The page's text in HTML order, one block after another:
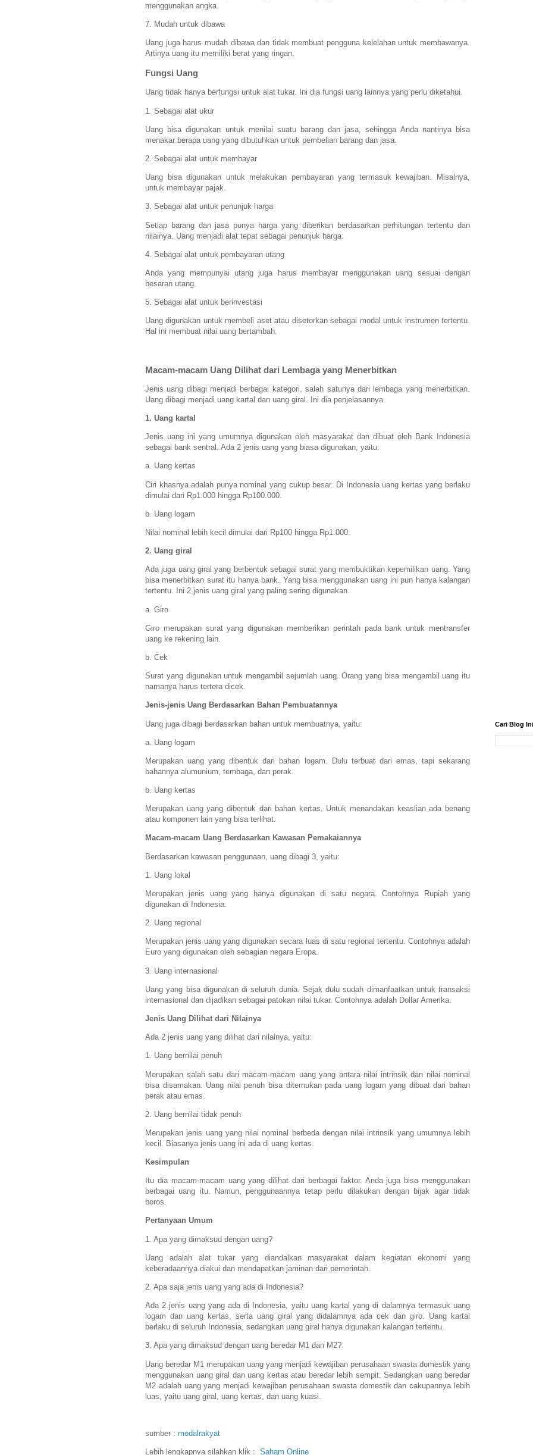
menggunakan angka.
7. Mudah untuk dibawa
Uang juga harus mudah dibawa dan tidak membuat pengguna kelelahan untuk membawanya.
Artinya uang itu memiliki berat yang ringan.
Fungsi Uang
Uang tidak hanya berfungsi untuk alat tukar. Ini dia fungsi uang lainnya yang perlu diketahui.
1. Sebagai alat ukur
Uang bisa digunakan untuk menilai suatu barang dan jasa, sehingga Anda nantinya bisa
menakar berapa uang yang dibutuhkan untuk pembelian barang dan jasa.
2. Sebagai alat untuk membayar
Uang bisa digunakan untuk melakukan pembayaran yang termasuk kewajiban. Misalnya,
untuk membayar pajak.
3. Sebagai alat untuk penunjuk harga
Setiap barang dan jasa punya harga yang diberikan berdasarkan perhitungan tertentu dan
nilainya. Uang menjadi alat tepat sebagai penunjuk harga.
4. Sebagai alat untuk pembayaran utang
Anda yang mempunyai utang juga harus membayar menggunakan uang sesuai dengan
besaran utang.
5. Sebagai alat untuk berinvestasi
Uang digunakan untuk membeli aset atau disetorkan sebagai modal untuk instrumen tertentu.
Hal ini membuat nilai uang bertambah.
Macam-macam Uang Dilihat dari Lembaga yang Menerbitkan
Jenis uang dibagi menjadi berbagai kategori, salah satunya dari lembaga yang menerbitkan.
Uang dibagi menjadi uang kartal dan uang giral. Ini dia penjelasannya
1. Uang kartal
Jenis uang ini yang umumnya digunakan oleh masyarakat dan dibuat oleh Bank Indonesia
sebagai bank sentral. Ada 2 jenis uang yang biasa digunakan, yaitu:
a. Uang kertas
Ciri khasnya adalah punya nominal yang cukup besar. Di Indonesia uang kertas yang berlaku
dimulai dari Rp1.000 hingga Rp100.000.
b. Uang logam
Nilai nominal lebih kecil dimulai dari Rp100 hingga Rp1.000.
2. Uang giral
Ada juga uang giral yang berbentuk sebagai surat yang membuktikan kepemilikan uang. Yang
bisa menerbitkan surat itu hanya bank. Yang bisa menggunakan uang ini pun hanya kalangan
tertentu. Ini 2 jenis uang giral yang paling sering digunakan.
a. Giro
Giro merupakan surat yang digunakan memberikan perintah pada bank untuk mentransfer
uang ke rekening lain.
b. Cek
Surat yang digunakan untuk mengambil sejumlah uang. Orang yang bisa mengambil uang itu
namanya harus tertera dicek.
Jenis-jenis Uang Berdasarkan Bahan Pembuatannya
Uang juga dibagi berdasarkan bahan untuk membuatnya, yaitu:
a. Uang logam
Merupakan uang yang dibentuk dari bahan logam. Dulu terbuat dari emas, tapi sekarang
bahannya alumunium, tembaga, dan perak.
b. Uang kertas
Merupakan uang yang dibentuk dari bahan kertas. Untuk menandakan keaslian ada benang
atau komponen lain yang bisa terlihat.
Macam-macam Uang Berdasarkan Kawasan Pemakaiannya
Berdasarkan kawasan penggunaan, uang dibagi 3, yaitu:
1. Uang lokal
Merupakan jenis uang yang hanya digunakan di satu negara. Contohnya Rupiah yang
digunakan di Indonesia.
2. Uang regional
Merupakan jenis uang yang digunakan secara luas di satu regional tertentu. Contohnya adalah
Euro yang digunakan oleh sebagian negara Eropa.
3. Uang internasional
Uang yang bisa digunakan di seluruh dunia. Sejak dulu sudah dimanfaatkan untuk transaksi
internasional dan dijadikan sebagai patokan nilai tukar. Contohnya adalah Dollar Amerika.
Jenis Uang Dilihat dari Nilainya
Ada 2 jenis uang yang dilihat dari nilainya, yaitu:
1. Uang bernilai penuh
Merupakan salah satu dari macam-macam uang yang antara nilai intrinsik dan nilai nominal
bisa disamakan. Uang nilai penuh bisa ditemukan pada uang logam yang dibuat dari bahan
perak atau emas.
2. Uang bernilai tidak penuh
Merupakan jenis uang yang nilai nominal berbeda dengan nilai intrinsik yang umumnya lebih
kecil. Biasanya jenis uang ini ada di uang kertas.
Kesimpulan
Itu dia macam-macam uang yang dilihat dari berbagai faktor. Anda juga bisa menggunakan
berbagai uang itu. Namun, penggunaannya tetap perlu dilakukan dengan bijak agar tidak
boros.
Pertanyaan Umum
1. Apa yang dimaksud dengan uang?
Uang adalah alat tukar yang diandalkan masyarakat dalam kegiatan ekonomi yang
keberadaannya diakui dan mendapatkan jaminan dari pemerintah.
2. Apa saja jenis uang yang ada di Indonesia?
Ada 2 jenis uang yang ada di Indonesia, yaitu uang kartal yang di dalamnya termasuk uang
logam dan uang kertas, serta uang giral yang didalamnya ada cek dan giro. Uang kartal
berlaku di seluruh Indonesia, sedangkan uang giral hanya digunakan kalangan tertentu.
3. Apa yang dimaksud dengan uang beredar M1 dan M2?
Uang beredar M1 merupakan uang yang menjadi kewajiban perusahaan swasta domestik yang
menggunakan uang giral dan uang kertas atau beredar lebih sempit. Sedangkan uang beredar
M2 adalah uang yang menjadi kewajiban perusahaan swasta domestik dan cakupannya lebih
luas, yaitu uang giral, uang kertas, dan uang kuasi.
sumber : modalrakyat
Lebih lengkapnya silahkan klik : Saham Online
Cari Blog Ini